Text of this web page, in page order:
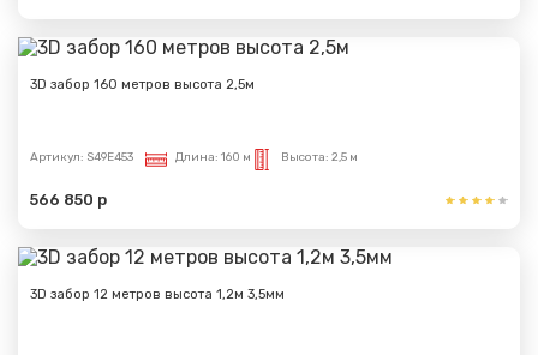
3D забор 160 метров высота 2,5м
Артикул: S49E453 Длина: 160 м Высота: 2,5 м
566 850 р
3D забор 12 метров высота 1,2м 3,5мм